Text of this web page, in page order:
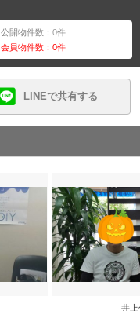
公開物件数：0件
会員物件数：0件
LINEで共有する
井上